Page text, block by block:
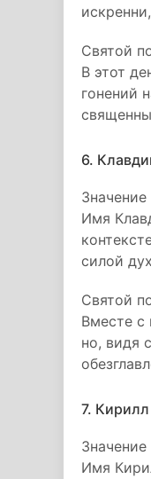
Святой
В этот
гонений
6.
Имя
силой
Святой
Вместе с
но, видя
7. Кирилл
Имя